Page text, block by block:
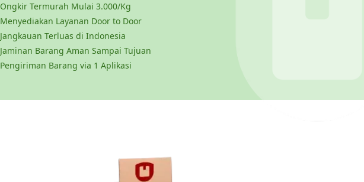
Ongkir Termurah Mulai 3.000/Kg
Menyediakan Layanan Door to Door
Jangkauan Terluas di Indonesia
Jaminan Barang Aman Sampai Tujuan
Pengiriman Barang via 1 Aplikasi